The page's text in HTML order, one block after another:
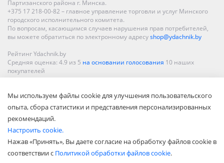
Партизанского района г. Минска.
+375 17 218-00-82 – главное управление торговли и услуг Минского
городского исполнительного комитета.
По вопросам, касающимся случаев нарушения прав потребителей,
вы можете обратиться по электронному адресуshop@ydachnik.by
Рейтинг Ydachnik.by
Средняя оценка: 4.9 из 5 на основании голосования 10 наших
покупателей
Гродно, Могилеве, Бобруйске, Барановичах, Молодечно,
Новополоцке, Пинске, Солигорске. При заказе в интернет-магазине
доставка осуществляется по всей Беларуси.
Мы используем файлы cookie для улучшения пользовательского
опыта, сбора статистики и представления персонализированных
рекомендаций.
Настроить cookie.
Нажав «Принять», Вы даете согласие на обработку файлов cookie в
соответствии с Политикой обработки файлов cookie.